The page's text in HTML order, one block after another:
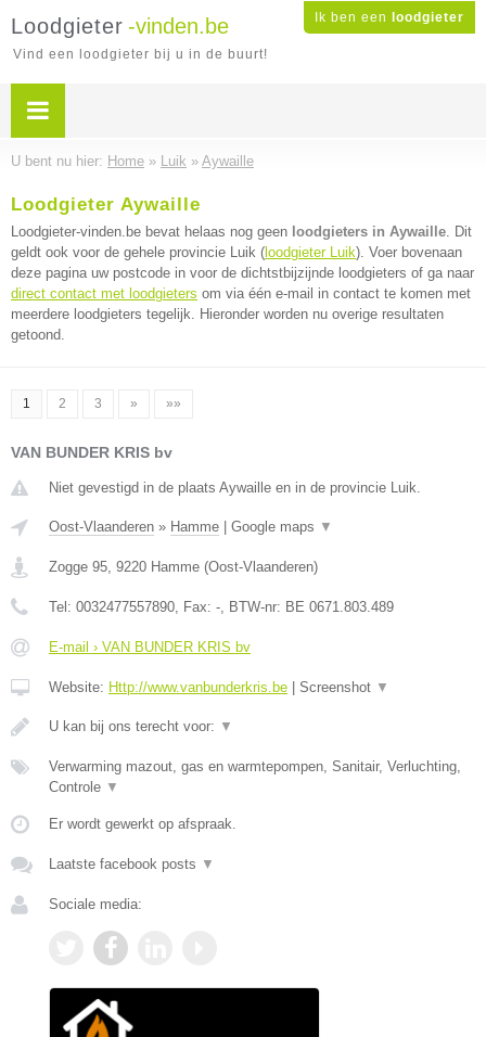
Ik ben een loodgieter
Loodgieter -vinden.be
Vind een loodgieter bij u in de buurt!
U bent nu hier: Home » Luik » Aywaille
Loodgieter Aywaille
Loodgieter-vinden.be bevat helaas nog geen loodgieters in Aywaille. Dit
geldt ook voor de gehele provincie Luik ( loodgieter Luik). Voer bovenaan
deze pagina uw postcode in voor de dichtstbijzijnde loodgieters of ga naar
direct contact met loodgieters om via één e-mail in contact te komen met
meerdere loodgieters tegelijk. Hieronder worden nu overige resultaten
getoond.
1 2 3 » »»
VAN BUNDER KRIS bv
Niet gevestigd in de plaats Aywaille en in de provincie Luik.
Oost-Vlaanderen » Hamme Google maps ▼
Zogge 95, 9220 Hamme (Oost-Vlaanderen)
Tel: 0032477557890, Fax: -, BTW-nr: BE 0671.803.489
E-mail › VAN BUNDER KRIS bv
Website: Http://www.vanbunderkris.be Screenshot ▼
U kan bij ons terecht voor: ▼
Verwarming mazout, gas en warmtepompen, Sanitair, Verluchting,
Controle ▼
Er wordt gewerkt op afspraak.
Laatste facebook posts ▼
Sociale media: